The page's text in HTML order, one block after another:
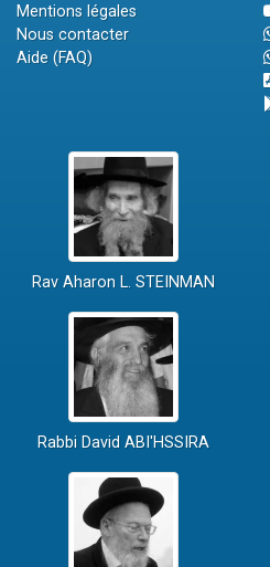
Mentions légales
Nous contacter
Aide (FAQ)
Rav Aharon L. STEINMAN
Rabbi David ABI'HSSIRA